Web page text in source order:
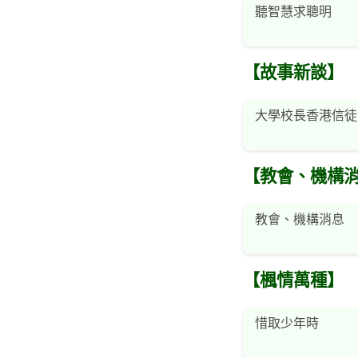
聽智慧求聰明
【故事新談】
大學校長香港信徒
【教會、機構
教會、機構消息
【楓情萬種】
惜取少年時